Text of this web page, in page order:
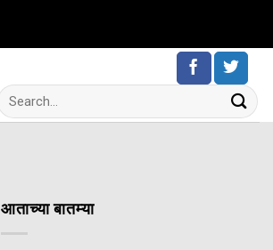
आताच्या बातम्या